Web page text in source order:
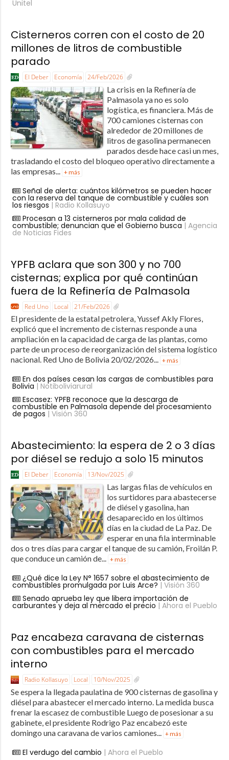
Unitel
Cisterneros corren con el costo de 20
millones de litros de combustible
parado
El Deber Economía 24/Feb/2026
La crisis en la Refinería de
Palmasola ya no es solo
logística, es financiera. Más de
700 camiones cisternas con
alrededor de 20 millones de
litros de gasolina permanecen
parados desde hace casi un mes,
trasladando el costo del bloqueo operativo directamente a
las empresas...
+ más
Señal de alerta: cuántos kilómetros se pueden hacer
con la reserva del tanque de combustible y cuáles son
los riesgos | Radio Kollasuyo
Procesan a 13 cisterneros por mala calidad de
combustible; denuncian que el Gobierno busca | Agencia
de Noticias Fides
YPFB aclara que son 300 y no 700
cisternas; explica por qué continúan
fuera de la Refinería de Palmasola
Red Uno Local 21/Feb/2026
El presidente de la estatal petrolera, Yussef Akly Flores,
explicó que el incremento de cisternas responde a una
ampliación en la capacidad de carga de las plantas, como
parte de un proceso de reorganización del sistema logístico
nacional. Red Uno de Bolivia 20/02/2026... + más
En dos países cesan las cargas de combustibles para
Bolivia | Notiboliviarural
Escasez: YPFB reconoce que la descarga de
combustible en Palmasola depende del procesamiento
de pagos | Visión 360
Abastecimiento: la espera de 2 o 3 días
por diésel se redujo a solo 15 minutos
El Deber Economía 13/Nov/2025
Las largas filas de vehículos en
los surtidores para abastecerse
de diésel y gasolina, han
desaparecido en los últimos
días en la ciudad de La Paz. De
esperar en una fila interminable
dos o tres días para cargar el tanque de su camión, Froilán P.
que conduce un camión de... + más
¿Qué dice la Ley N° 1657 sobre el abastecimiento de
combustibles promulgada por Luis Arce? | Visión 360
Senado aprueba ley que libera importación de
carburantes y deja al mercado el precio | Ahora el Pueblo
Paz encabeza caravana de cisternas
con combustibles para el mercado
interno
Radio Kollasuyo Local 10/Nov/2025
Se espera la llegada paulatina de 900 cisternas de gasolina y
diésel para abastecer el mercado interno. La medida busca
frenar la escasez de combustible Luego de posesionar a su
gabinete, el presidente Rodrigo Paz encabezó este
domingo una caravana de varios camiones... + más
El verdugo del cambio | Ahora el Pueblo